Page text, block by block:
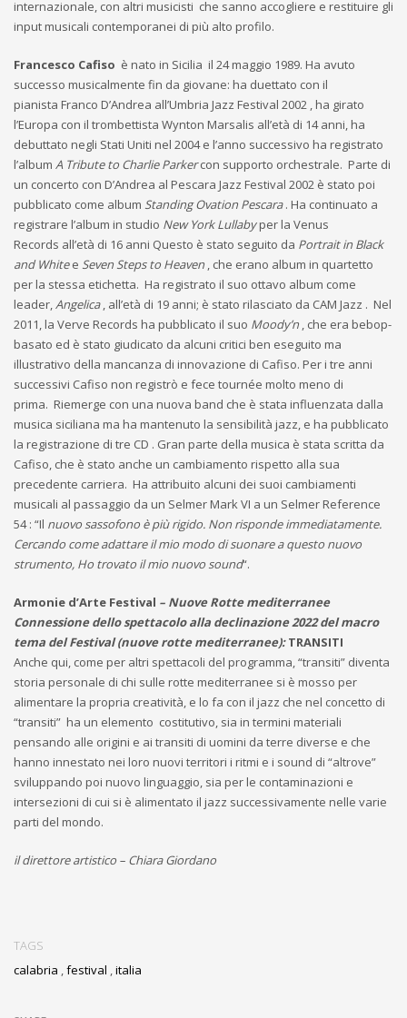
internazionale, con altri musicisti che sanno accogliere e restituire gli
input musicali contemporanei di più alto profilo.
Francesco Cafiso è nato in Sicilia il 24 maggio 1989. Ha avuto
successo musicalmente fin da giovane: ha duettato con il
pianista Franco D’Andrea all’Umbria Jazz Festival 2002 , ha girato
l’Europa con il trombettista Wynton Marsalis all’età di 14 anni, ha
debuttato negli Stati Uniti nel 2004 e l’anno successivo ha registrato
l’album A Tribute to Charlie Parkercon supporto orchestrale. Parte di
un concerto con D’Andrea al Pescara Jazz Festival 2002 è stato poi
pubblicato come album Standing Ovation Pescara. Ha continuato a
registrare l’album in studio New York Lullabyper la Venus
Records all’età di 16 anni Questo è stato seguito da Portrait in Black
and Whitee Seven Steps to Heaven , che erano album in quartetto
per la stessa etichetta. Ha registrato il suo ottavo album come
leader,Angelica, all’età di 19 anni; è stato rilasciato da CAM Jazz . Nel
2011, la Verve Records ha pubblicato il suo Moody’n , che era bebop-
basato ed è stato giudicato da alcuni critici ben eseguito ma
illustrativo della mancanza di innovazione di Cafiso. Per i tre anni
successivi Cafiso non registrò e fece tournée molto meno di
prima. Riemerge con una nuova band che è stata influenzata dalla
musica siciliana ma ha mantenuto la sensibilità jazz, e ha pubblicato
la registrazione di tre CD . Gran parte della musica è stata scritta da
Cafiso, che è stato anche un cambiamento rispetto alla sua
precedente carriera. Ha attribuito alcuni dei suoi cambiamenti
musicali al passaggio da un Selmer Mark VI a un Selmer Reference
54 : “Il nuovo sassofono è più rigido. Non risponde immediatamente.
Cercando come adattare il mio modo di suonare a questo nuovo
strumento, Ho trovato il mio nuovo sound“.
Armonie d’Arte Festival – Nuove Rotte mediterranee
Connessione dello spettacolo alla declinazione 2022 del macro
tema del Festival (nuove rotte mediterranee):TRANSITI
Anche qui, come per altri spettacoli del programma, “transiti” diventa
storia personale di chi sulle rotte mediterranee si è mosso per
alimentare la propria creatività, e lo fa con il jazz che nel concetto di
“transiti” ha un elemento costitutivo, sia in termini materiali
pensando alle origini e ai transiti di uomini da terre diverse e che
hanno innestato nei loro nuovi territori i ritmi e i sound di “altrove”
sviluppando poi nuovo linguaggio, sia per le contaminazioni e
intersezioni di cui si è alimentato il jazz successivamente nelle varie
parti del mondo.
il direttore artistico – Chiara Giordano
TAGS
calabria ,festival ,italia